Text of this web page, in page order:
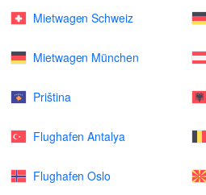
Mietwagen Schweiz
Mietwagen München
Priština
Flughafen Antalya
Flughafen Oslo